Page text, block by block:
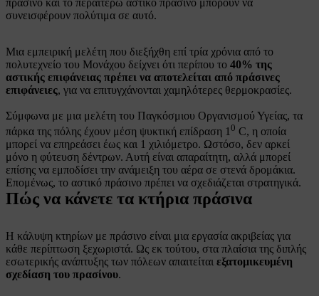
πράσινο και το περαιτέρω αστικό πράσινο μπορούν να
συνεισφέρουν πολύτιμα σε αυτό.
Μια εμπειρική μελέτη που διεξήχθη επί τρία χρόνια από το
πολυτεχνείο του Μονάχου δείχνει ότι περίπου το 40% της
αστικής επιφάνειας πρέπει να αποτελείται από πράσινες
επιφάνειες, για να επιτυγχάνονται χαμηλότερες θερμοκρασίες.
Σύμφωνα με μια μελέτη του Παγκόσμιου Οργανισμού Υγείας, τα
πάρκα της πόλης έχουν μέση ψυκτική επίδραση 1 0 C, η οποία
μπορεί να επηρεάσει έως και 1 χιλιόμετρο. Ωστόσο, δεν αρκεί
μόνο η φύτευση δέντρων. Αυτή είναι απαραίτητη, αλλά μπορεί
επίσης να εμποδίσει την ανάμειξη του αέρα σε στενά δρομάκια.
Επομένως, το αστικό πράσινο πρέπει να σχεδιάζεται στρατηγικά.
Πώς να κάνετε τα κτήρια πράσινα
Η κάλυψη κτηρίων με πράσινο είναι μια εργασία ακριβείας για
κάθε περίπτωση ξεχωριστά. Ως εκ τούτου, στα πλαίσια της διπλής
εσωτερικής ανάπτυξης των πόλεων απαιτείται εξατομικευμένη
σχεδίαση του πρασίνου.